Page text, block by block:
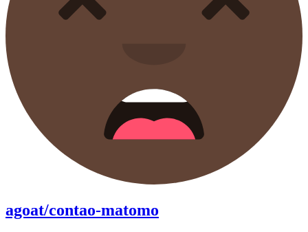
agoat/contao-matomo